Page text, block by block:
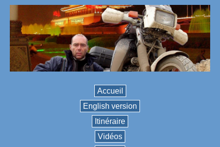
Accueil
English version
Itinéraire
Vidéos